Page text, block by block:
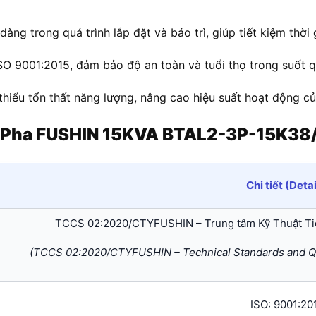
trong quá trình lắp đặt và bảo trì, giúp tiết kiệm thời
9001:2015, đảm bảo độ an toàn và tuổi thọ trong suốt
tổn thất năng lượng, nâng cao hiệu suất hoạt động
FUSHIN 15KVA BTAL2-3P-
Chi tiết
TCCS 02:2020/CTYFUSHIN – Trung tâm Kỹ Thuật
(TCCS 02:2020/CTYFUSHIN – Technical Standards and
ISO: